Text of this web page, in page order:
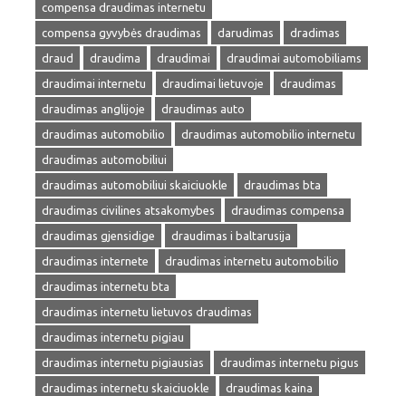
compensa draudimas internetu
compensa gyvybės draudimas
darudimas
dradimas
draud
draudima draudimai
draudimai automobiliams
draudimai internetu
draudimai lietuvoje
draudimas
draudimas anglijoje
draudimas auto
draudimas automobilio
draudimas automobilio internetu
draudimas automobiliui
draudimas automobiliui skaiciuokle
draudimas bta
draudimas civilines atsakomybes
draudimas compensa
draudimas gjensidige
draudimas i baltarusija
draudimas internete
draudimas internetu automobilio
draudimas internetu bta
draudimas internetu lietuvos draudimas
draudimas internetu pigiau
draudimas internetu pigiausias
draudimas internetu pigus
draudimas internetu skaiciuokle
draudimas kaina